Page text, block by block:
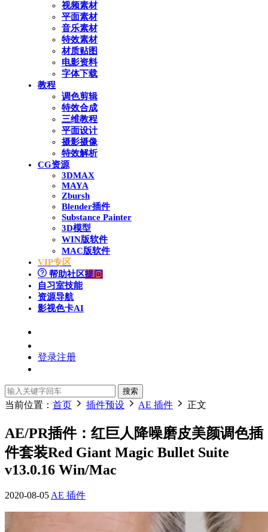
视频素材
平面素材
音乐素材
特效素材
材质贴图
电影资料
字体下载
教程
调色剪辑
特效合成
三维教程
平面设计
摄影摄像
特效解析
CG资源
3DMAX
MAYA
Zbursh
Blender插件
Substance Painter
3D模型
WIN版软件
MAC版软件
VIP专区
帮助社区提问
自习室技能
资源导航
影视色卡AI
登录注册
搜索
当前位置： 首页 插件预设 AE 插件 正文
AE/PR插件：红巨人降噪磨皮美颜调色插
件套装Red Giant Magic Bullet Suite
v13.0.16 Win/Mac
2020-08-05AE 插件